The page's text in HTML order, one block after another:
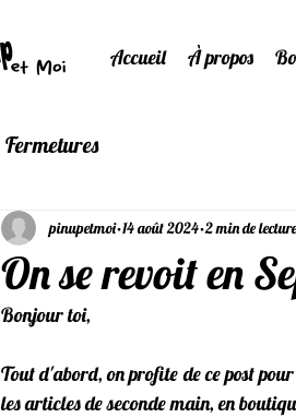
Accueil
À propos
Fermetures
On se revoit en
pinupetmoi 14 août 2024 2 min de lecture
Bonjour toi,
Tout d'abord, on profite de ce post
les articles de seconde main, en